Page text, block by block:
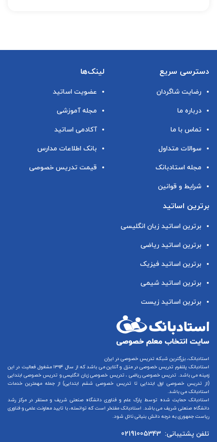
دسترسی سریع
رضایت شاگردان
درباره ما
تماس با ما
سوالات متداول
مجله استادبانک
شرایط و قوانین
لینک‌ها
عضویت اساتید
مجله آموزشی
آکادمی اساتید
بانک اطلاعات مدارس
قیمت تدریس خصوصی
برترین اساتید
برترین اساتید زبان انگلیسی
برترین اساتید ریاضی
برترین اساتید فیزیک
برترین اساتید شیمی
برترین اساتید زیست
استادبانک، بزرگترین شبکه تدریس خصوصی در ایران
استادبانک پلتفرم تدریس خصوصی در منزل و آنلاین
می باشد که از سال ۱۳۹۴ مشغول فعالیت در این
زمینه می باشد. تدریس خصوصی ریاضی ، تدریس خصوصی زبان انگلیسیو تدریس خصوصی ابتدایی
(از تدریس خصوصی اول ابتدایی تا تدریس خصوصی ششم ابتدایی) از جمله مهمترین خدمات
استادبانک می باشد.
استادبانک حمایت شده توسط پارک علم و فناوری دانشگاه صنعتی شریف و مستقر در مرکز رشد
دانشگاه صنعتی شریف می باشد. استادبانک مفتخر است که توانسته، با تایید معاونت علمی و فناوری
ریاست جمهوری به درجه دانش بنیانی نائل شود.
تلفن پشتیبانی: 02191005343